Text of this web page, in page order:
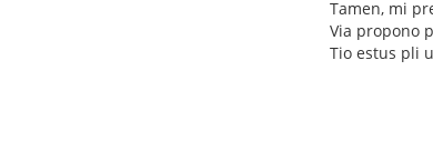
Tamen, mi
Via propono
Tio estus pli